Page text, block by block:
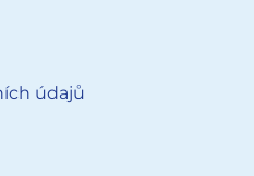
údajů